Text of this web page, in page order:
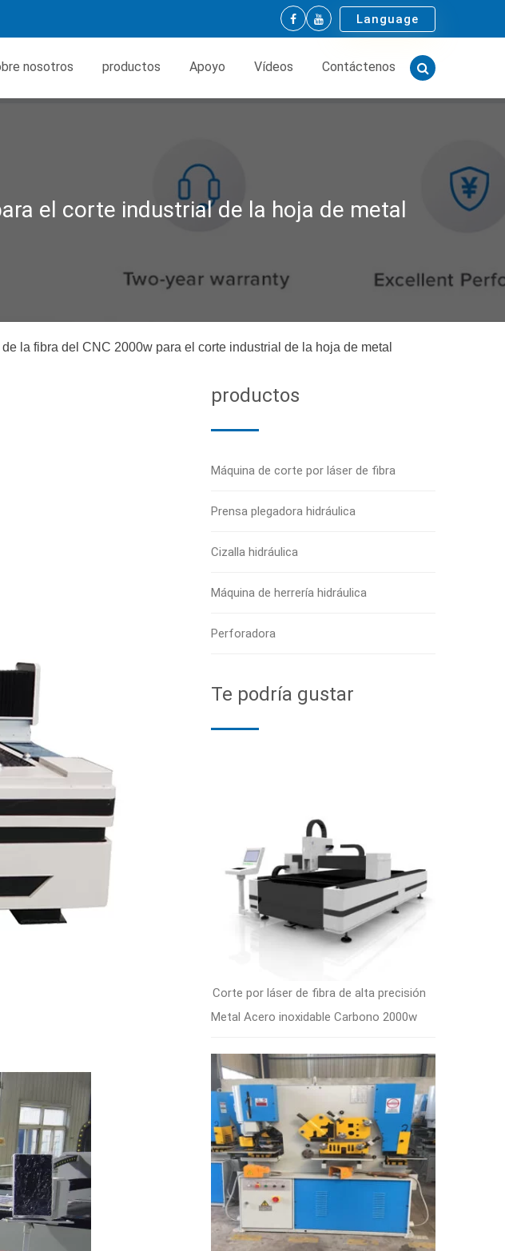
Language
nosotros productos Apoyo Vídeos Contáctenos
el corte industrial de la hoja de metal
la fibra del CNC 2000w para el corte industrial de la hoja de metal
productos
Máquina de corte por láser de fibra
Prensa plegadora hidráulica
Cizalla hidráulica
Máquina de herrería hidráulica
Perforadora
Te podría gustar
Corte por láser de fibra de alta precisión
Metal Acero inoxidable Carbono 2000w